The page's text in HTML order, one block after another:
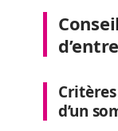
d’un